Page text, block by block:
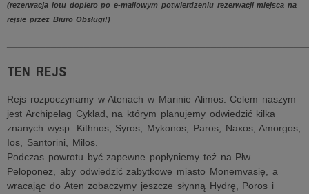
(rezerwacja lotu dopiero po e-mailowym potwierdzeniu rezerwacji miejsca na
rejsie przez Biuro Obsługi!)
TEN REJS
Rejs rozpoczynamy w Atenach w Marinie Alimos. Celem naszym
jest Archipelag Cyklad, na którym planujemy odwiedzić kilka
znanych wysp: Kithnos, Syros, Mykonos, Paros, Naxos, Amorgos,
Ios, Santorini, Milos.
Podczas powrotu być zapewne popłyniemy też na Płw.
Peloponez, aby odwiedzić zabytkowe miasto Monemvasię, a
wracając do Aten zobaczymy jeszcze słynną Hydrę, Poros i